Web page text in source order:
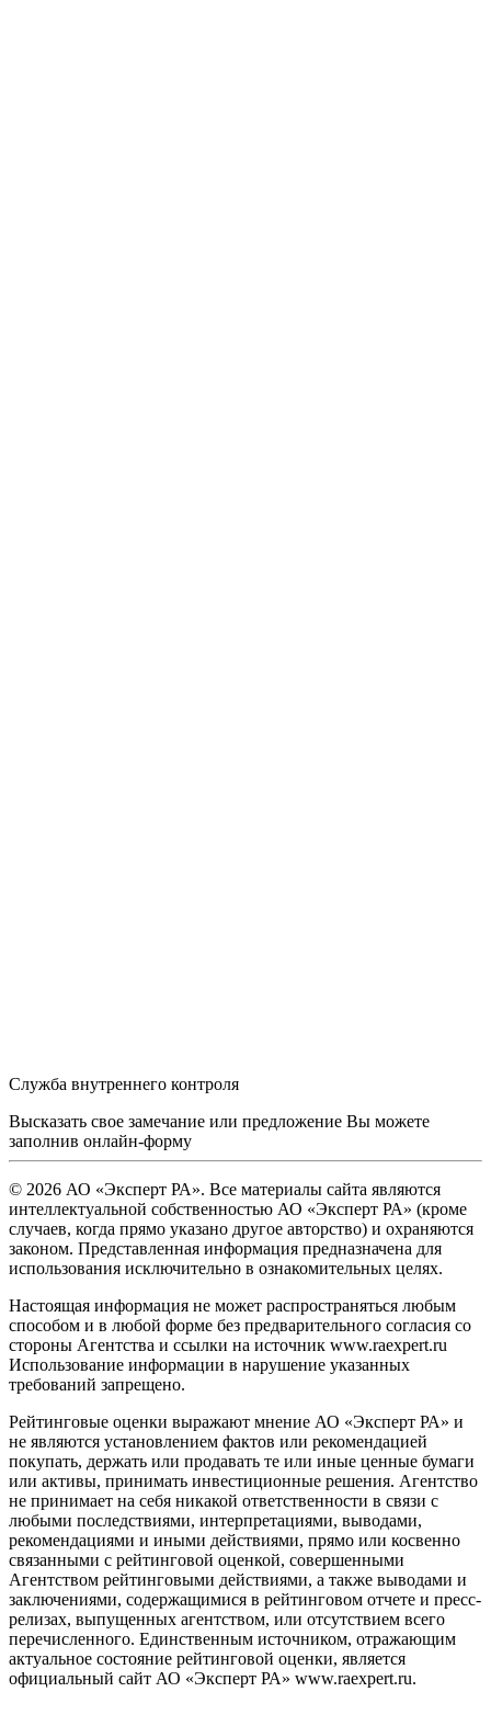
Служба внутреннего контроля
Высказать свое замечание или предложение Вы можете
заполнив онлайн-форму
© 2026 АО «Эксперт РА». Все материалы сайта являются
интеллектуальной собственностью АО «Эксперт РА» (кроме
случаев, когда прямо указано другое авторство) и охраняются
законом. Представленная информация предназначена для
использования исключительно в ознакомительных целях.
Настоящая информация не может распространяться любым
способом и в любой форме без предварительного согласия со
стороны Агентства и ссылки на источник www.raexpert.ru
Использование информации в нарушение указанных
требований запрещено.
Рейтинговые оценки выражают мнение АО «Эксперт РА» и
не являются установлением фактов или рекомендацией
покупать, держать или продавать те или иные ценные бумаги
или активы, принимать инвестиционные решения. Агентство
не принимает на себя никакой ответственности в связи с
любыми последствиями, интерпретациями, выводами,
рекомендациями и иными действиями, прямо или косвенно
связанными с рейтинговой оценкой, совершенными
Агентством рейтинговыми действиями, а также выводами и
заключениями, содержащимися в рейтинговом отчете и пресс-
релизах, выпущенных агентством, или отсутствием всего
перечисленного. Единственным источником, отражающим
актуальное состояние рейтинговой оценки, является
официальный сайт АО «Эксперт РА» www.raexpert.ru.